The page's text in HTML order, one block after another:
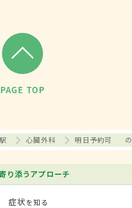
PAGE TOP
心臓外科 明日予約可
り添うアプローチ
症状を知る